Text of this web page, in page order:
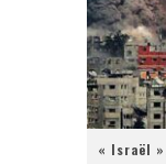
« Israël